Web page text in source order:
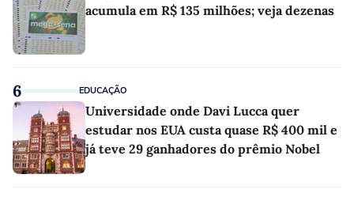
acumula em R$ 135 milhões; veja dezenas
6 EDUCAÇÃO
Universidade onde Davi Lucca quer
estudar nos EUA custa quase R$ 400 mil e
já teve 29 ganhadores do prêmio Nobel